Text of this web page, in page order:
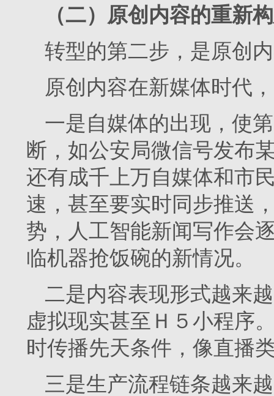
（二）原创内容的重新
转型的第二步，是原创
原创内容在新媒体时代
一是自媒体的出现，使
断，如公安局微信号发布
还有成千上万自媒体和市
速，甚至要实时同步推送
势，人工智能新闻写作会
临机器抢饭碗的新情况。
二是内容表现形式越来
虚拟现实甚至Ｈ５小程序
时传播先天条件，像直播
三是生产流程链条越来